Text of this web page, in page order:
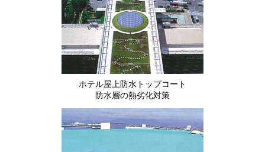
ホテル屋上防水トップコート
防水層の熱劣化対策